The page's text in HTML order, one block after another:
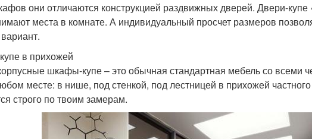
они отличаются конструкцией раздвижных дверей. Двери-купе
места в комнате. А индивидуальный просчет размеров
в прихожей
шкафы-купе – это обычная стандартная мебель со всеми
месте: в нише, под стенкой, под лестницей в прихожей
строго по твоим замерам.